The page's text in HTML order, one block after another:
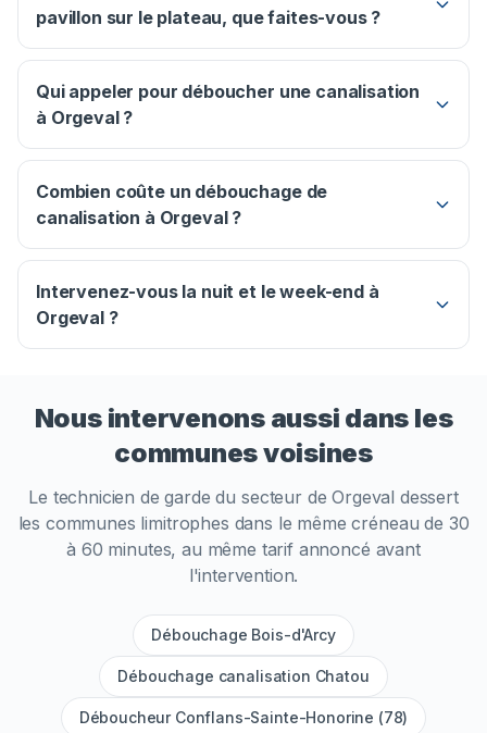
pavillon sur le plateau, que faites-vous ?
Qui appeler pour déboucher une canalisation
à Orgeval ?
Combien coûte un débouchage de
canalisation à Orgeval ?
Intervenez-vous la nuit et le week-end à
Orgeval ?
Nous intervenons aussi dans les
communes voisines
Le technicien de garde du secteur deOrgeval dessert
les communes limitrophes dans le même créneau de 30
à 60 minutes, au même tarif annoncé avant
l'intervention.
Débouchage Bois-d'Arcy
Débouchage canalisation Chatou
Déboucheur Conflans-Sainte-Honorine (78)